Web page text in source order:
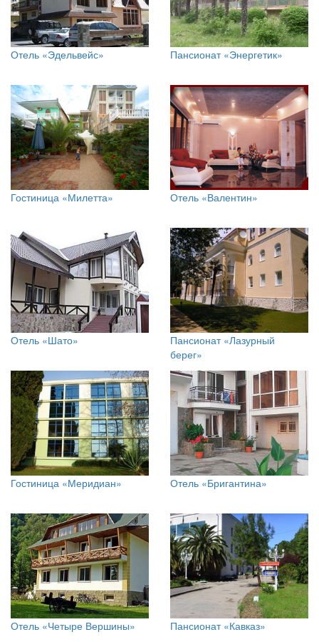
Отель «Эдельвейс» Пансионат «Энергетик»
Гостиница «Милетта» Отель «Валентин»
Отель «Шато»
Пансионат «Лазурный
берег»
Гостиница «Меридиан» Отель «Бригантина»
Отель «Четыре Вершины» Пансионат «Кавказ»